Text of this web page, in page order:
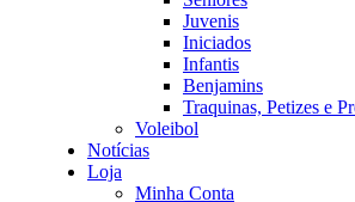
Juvenis
Iniciados
Infantis
Benjamins
Traquinas, Petizes e
Voleibol
Notícias
Loja
Minha Conta